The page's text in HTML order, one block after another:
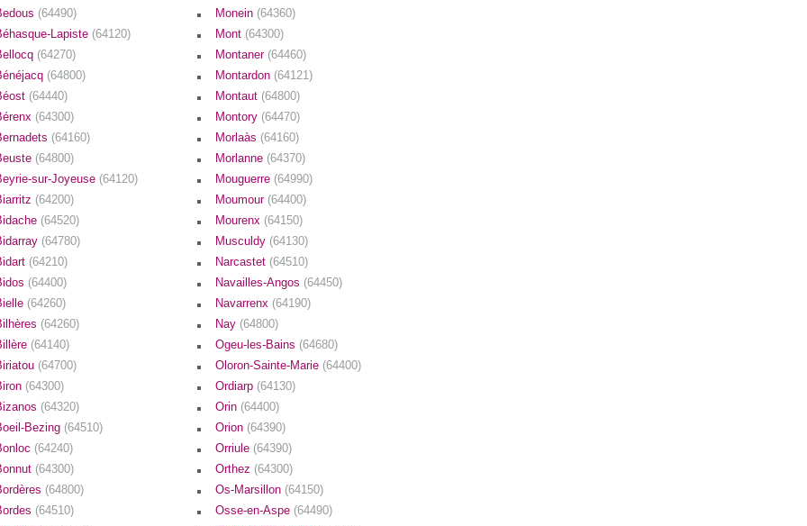
(64490)
Lapiste (64120)
(64270)
(64800)
(64440)
(64300)
(64160)
(64800)
sur-Joyeuse (64120)
(64200)
(64520)
(64780)
(64210)
(64400)
(64260)
(64260)
(64140)
(64700)
(64300)
(64320)
Bezing (64510)
(64240)
(64300)
(64800)
(64510)
Monein (64360)
Mont (64300)
Montaner (64460)
Montardon (64121)
Montaut (64800)
Montory (64470)
Morlaàs (64160)
Morlanne (64370)
Mouguerre (64990)
Moumour (64400)
Mourenx (64150)
Musculdy (64130)
Narcastet (64510)
Navailles-Angos (64450)
Navarrenx (64190)
Nay (64800)
Ogeu-les-Bains (64680)
Oloron-Sainte-Marie (64400)
Ordiarp (64130)
Orin (64400)
Orion (64390)
Orriule (64390)
Orthez (64300)
Os-Marsillon (64150)
Osse-en-Aspe (64490)